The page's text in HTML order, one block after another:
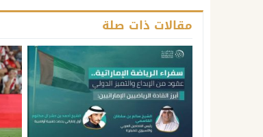
مقالات ذات صلة